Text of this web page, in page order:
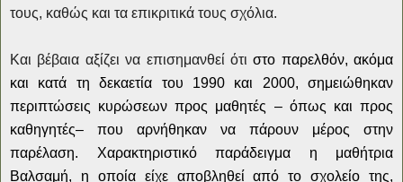
τους, καθώς και τα επικριτικά τους σχόλια.
Και βέβαια αξίζει να επισημανθεί ότιστο παρελθόν, ακόμα
και κατά τη δεκαετία του 1990 και 2000, σημειώθηκαν
περιπτώσεις κυρώσεων προς μαθητές – όπως και προς
καθηγητές–
που αρνήθηκαν να πάρουν μέρος στην
παρέλαση. Χαρακτηριστικό παράδειγμα η μαθήτρια
Βαλσαμή, η οποία είχε αποβληθεί από το σχολείο της,